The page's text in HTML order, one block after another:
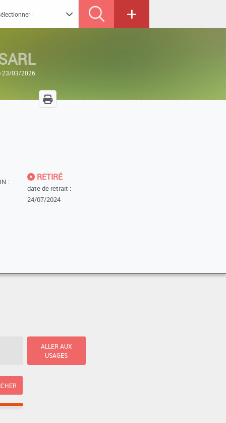
23/03/2026
:
RETIRÉ
date de retrait :
24/07/2024
ALLER AUX
USAGES